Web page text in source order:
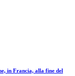
in Francia, alla fine del